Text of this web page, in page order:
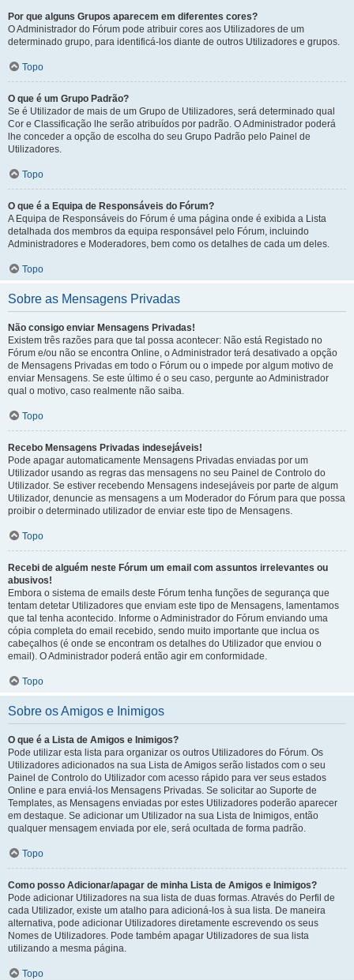
Por que alguns Grupos aparecem em diferentes cores?
O Administrador do Fórum pode atribuir cores aos Utilizadores de um
determinado grupo, para identificá-los diante de outros Utilizadores e grupos.
Topo
O que é um Grupo Padrão?
Se é Utilizador de mais de um Grupo de Utilizadores, será determinado qual
Cor e Classificação lhe serão atribuídos por padrão. O Administrador poderá
lhe conceder a opção de escolha do seu Grupo Padrão pelo Painel de
Utilizadores.
Topo
O que é a Equipa de Responsáveis do Fórum?
A Equipa de Responsáveis do Fórum é uma página onde é exibida a Lista
detalhada dos membros da equipa responsável pelo Fórum, incluindo
Administradores e Moderadores, bem como os detalhes de cada um deles.
Topo
Sobre as Mensagens Privadas
Não consigo enviar Mensagens Privadas!
Existem três razões para que tal possa acontecer: Não está Registado no
Fórum e/ou não se encontra Online, o Administrador terá desativado a opção
de Mensagens Privadas em todo o Fórum ou o impede por algum motivo de
enviar Mensagens. Se este último é o seu caso, pergunte ao Administrador
qual o motivo, caso realmente não saiba.
Topo
Recebo Mensagens Privadas indesejáveis!
Pode apagar automaticamente Mensagens Privadas enviadas por um
Utilizador usando as regras das mensagens no seu Painel de Controlo do
Utilizador. Se estiver recebendo Mensagens indesejáveis por parte de algum
Utilizador, denuncie as mensagens a um Moderador do Fórum para que possa
proibir o determinado utilizador de enviar este tipo de Mensagens.
Topo
Recebi de alguém neste Fórum um email com assuntos irrelevantes ou
abusivos!
Embora o sistema de emails deste Fórum tenha funções de segurança que
tentam detetar Utilizadores que enviam este tipo de Mensagens, lamentamos
que tal tenha acontecido. Informe o Administrador do Fórum enviando uma
cópia completa do email recebido, sendo muito importante que inclua os
cabeçalhos (é onde se encontram os detalhes do Utilizador que enviou o
email). O Administrador poderá então agir em conformidade.
Topo
Sobre os Amigos e Inimigos
O que é a Lista de Amigos e Inimigos?
Pode utilizar esta lista para organizar os outros Utilizadores do Fórum. Os
Utilizadores adicionados na sua Lista de Amigos serão listados com o seu
Painel de Controlo do Utilizador com acesso rápido para ver seus estados
Online e para enviá-los Mensagens Privadas. Se solicitar ao Suporte de
Templates, as Mensagens enviadas por estes Utilizadores poderão aparecer
em destaque. Se adicionar um Utilizador na sua Lista de Inimigos, então
qualquer mensagem enviada por ele, será ocultada de forma padrão.
Topo
Como posso Adicionar/apagar de minha Lista de Amigos e Inimigos?
Pode adicionar Utilizadores na sua lista de duas formas. Através do Perfil de
cada Utilizador, existe um atalho para adicioná-los à sua lista. De maneira
alternativa, pode adicionar Utilizadores diretamente escrevendo os seus
Nomes de Utilizadores. Pode também apagar Utilizadores de sua lista
utilizando a mesma página.
Topo